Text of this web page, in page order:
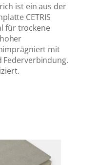
ist ein aus der
CETRIS
für trockene
mit